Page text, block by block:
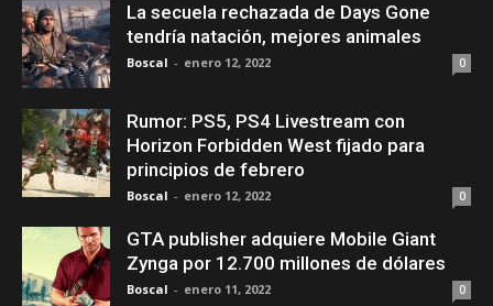
La secuela rechazada de Days Gone
tendría natación, mejores animales
Boscal - enero 12, 2022 0
Rumor: PS5, PS4 Livestream con
Horizon Forbidden West fijado para
principios de febrero
Boscal - enero 12, 2022 0
GTA publisher adquiere Mobile Giant
Zynga por 12.700 millones de dólares
Boscal - enero 11, 2022 0